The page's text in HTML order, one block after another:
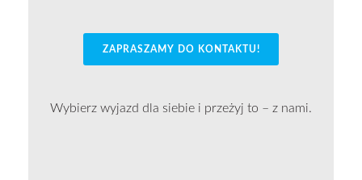
ZAPRASZAMY DO KONTAKTU!
Wybierz wyjazd dla siebie i przeżyj to – z nami.